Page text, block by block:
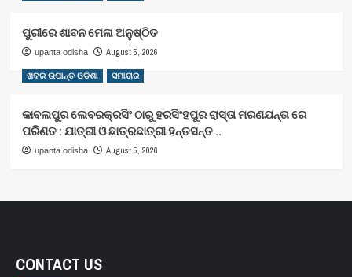
ପୁରୀରେ ଶାବନ ମେଳା ଅନୁଷ୍ଠିତ
upanta odisha August 5, 2026
ଖବର ଉପାନ୍ତ ଓଡିଶା ସମାଚାର
କାବଲପୁର ଲେବରକ୍ରସିଂ ଠାରୁ ହରସିଂହପୁର ରାସ୍ତା ମରଣଯନ୍ତା ରେ
ପରିଣତ : ଯାତ୍ରୀ ଓ ଛାତ୍ରଛାତ୍ରୀ ହନ୍ତସନ୍ତ ..
upanta odisha August 5, 2026
CONTACT US